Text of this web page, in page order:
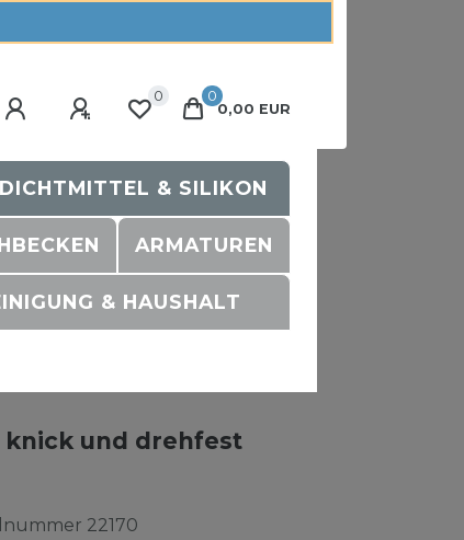
0
0
0,00 EUR
DICHTMITTEL & SILIKON
ARMATUREN
& HAUSHALT
knick und drehfest
22170